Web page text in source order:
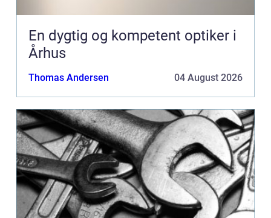
En dygtig og kompetent optiker i
Århus
Thomas Andersen 04 August 2026